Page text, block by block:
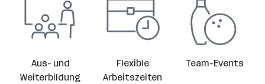
Aus- und
Weiterbildung
Flexible
Arbeitszeiten
Team-Events